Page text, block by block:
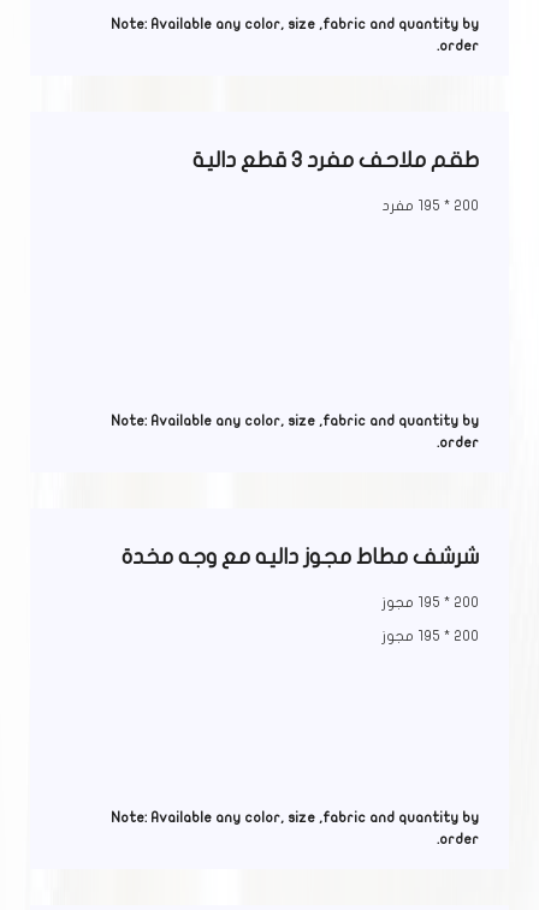
Note: Available any color, size ,fabric and quantity by
order.
طقم ملاحف مفرد 3 قطع دالية
200 * 195 مفرد
Note: Available any color, size ,fabric and quantity by
order.
شرشف مطاط مجوز داليه مع وجه مخدة
200 * 195 مجوز
200 * 195 مجوز
Note: Available any color, size ,fabric and quantity by
order.